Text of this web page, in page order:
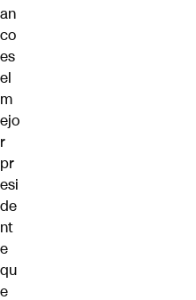
an
co
es
el
m
ejo
r
pr
esi
de
nt
e
qu
e